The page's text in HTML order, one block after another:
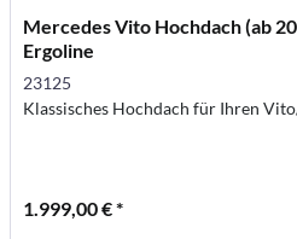
Mercedes Vito Hochdach (ab
Ergoline
23125
Klassisches Hochdach für Ihren
1.999,00 € *